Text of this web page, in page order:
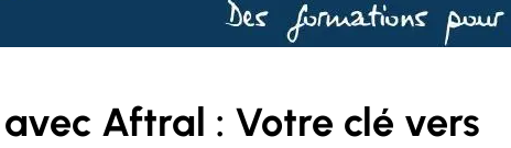
Aftral : Votre clé vers